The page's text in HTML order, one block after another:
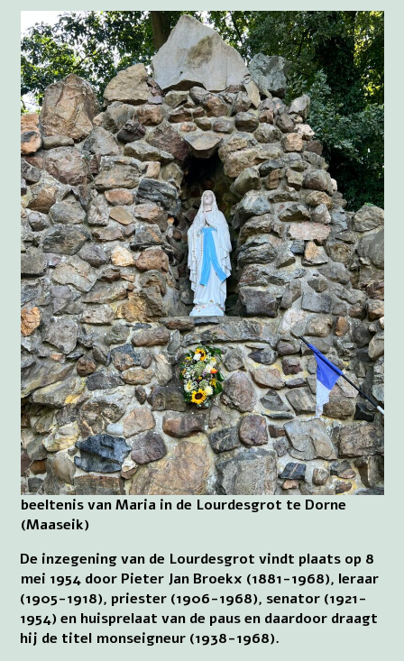
beeltenis van Maria in de Lourdesgrot te Dorne
(Maaseik)
De inzegening van de Lourdesgrot vindt plaats op 8
mei 1954 door Pieter Jan Broekx (1881-1968), leraar
(1905-1918), priester (1906-1968), senator (1921-
1954) en huisprelaat van de paus en daardoor draagt
hij de titel monseigneur (1938-1968).